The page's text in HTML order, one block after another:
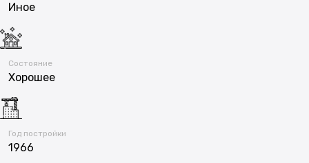
Иное
Состояние
Хорошее
Год постройки
1966